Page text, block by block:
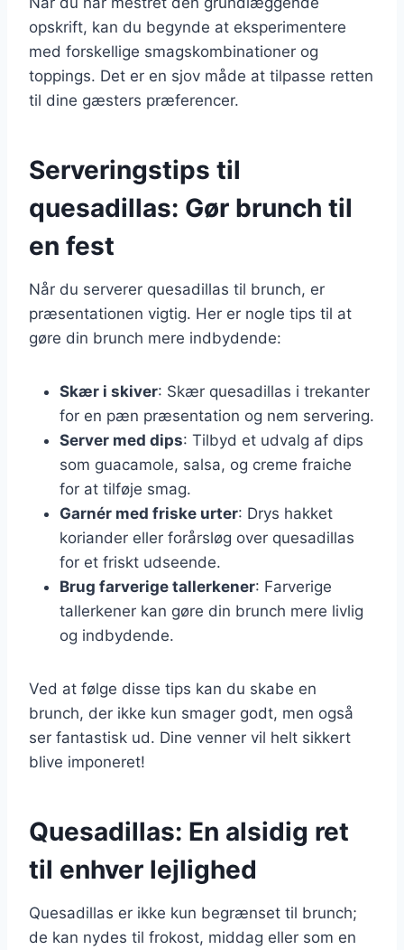
opskrift, kan du begynde at eksperimentere
med forskellige smagskombinationer og
toppings. Det er en sjov måde at tilpasse retten
til dine gæsters præferencer.
Serveringstips til
quesadillas: Gør brunch til
en fest
Når du serverer quesadillas til brunch, er
præsentationen vigtig. Her er nogle tips til at
gøre din brunch mere indbydende:
Skær i skiver: Skær quesadillas i trekanter
for en pæn præsentation og nem servering.
Server med dips: Tilbyd et udvalg af dips
som guacamole, salsa, og creme fraiche
for at tilføje smag.
Garnér med friske urter: Drys hakket
koriander eller forårsløg over quesadillas
for et friskt udseende.
Brug farverige tallerkener: Farverige
tallerkener kan gøre din brunch mere livlig
og indbydende.
Ved at følge disse tips kan du skabe en
brunch, der ikke kun smager godt, men også
ser fantastisk ud. Dine venner vil helt sikkert
blive imponeret!
Quesadillas: En alsidig ret
til enhver lejlighed
Quesadillas er ikke kun begrænset til brunch;
de kan nydes til frokost, middag eller som en